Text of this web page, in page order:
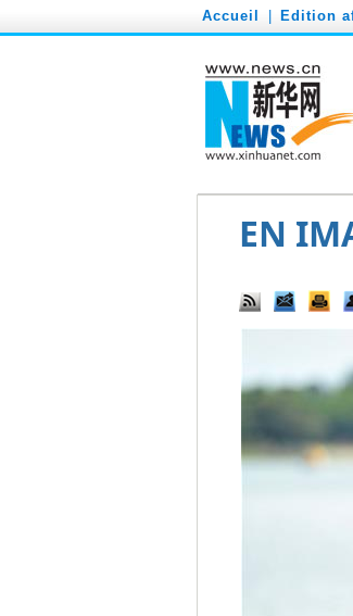
Accueil Edition
EN